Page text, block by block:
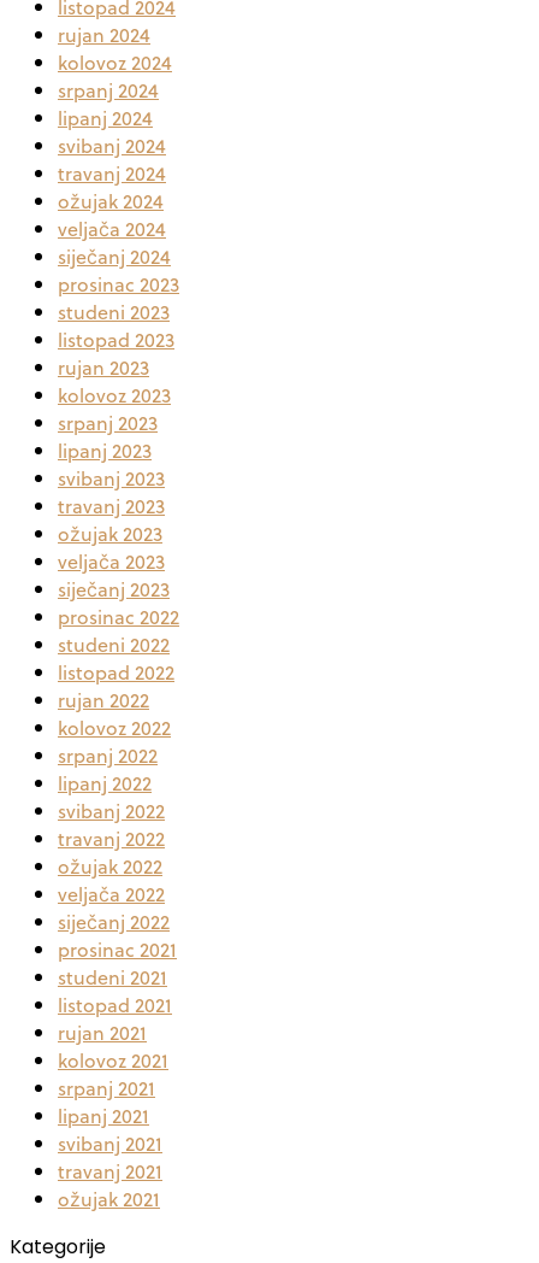
listopad 2024
rujan 2024
kolovoz 2024
srpanj 2024
lipanj 2024
svibanj 2024
travanj 2024
ožujak 2024
veljača 2024
siječanj 2024
prosinac 2023
studeni 2023
listopad 2023
rujan 2023
kolovoz 2023
srpanj 2023
lipanj 2023
svibanj 2023
travanj 2023
ožujak 2023
veljača 2023
siječanj 2023
prosinac 2022
studeni 2022
listopad 2022
rujan 2022
kolovoz 2022
srpanj 2022
lipanj 2022
svibanj 2022
travanj 2022
ožujak 2022
veljača 2022
siječanj 2022
prosinac 2021
studeni 2021
listopad 2021
rujan 2021
kolovoz 2021
srpanj 2021
lipanj 2021
svibanj 2021
travanj 2021
ožujak 2021
Kategorije